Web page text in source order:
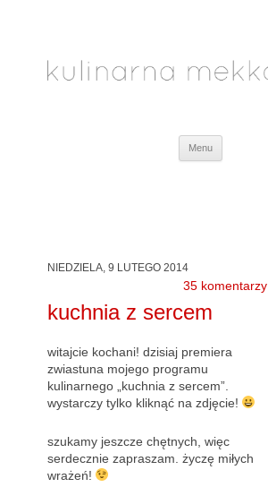
Menu
NIEDZIELA, 9 LUTEGO 2014
35 komentarzy
kuchnia z sercem
witajcie kochani! dzisiaj premiera
zwiastuna mojego programu
kulinarnego „kuchnia z sercem”.
wystarczy tylko kliknąć na zdjęcie!
szukamy jeszcze chętnych, więc
serdecznie zapraszam. życzę miłych
wrażeń!